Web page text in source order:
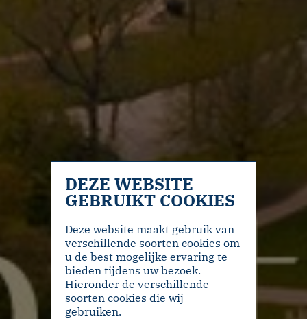
DEZE WEBSITE
GEBRUIKT COOKIES
Deze website maakt gebruik van
verschillende soorten cookies om
u de best mogelijke ervaring te
bieden tijdens uw bezoek.
Hieronder de verschillende
soorten cookies die wij
gebruiken.